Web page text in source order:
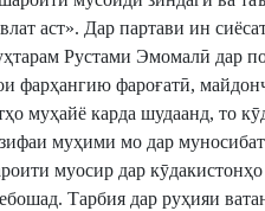
аст». ​Дар партави ин
Рустами Эмомалӣ дар
фарҳангию фароғатӣ,
муҳайё карда шудаанд, то
муҳими мо дар
муосир дар кӯдакистонҳо
​Тарбия дар руҳияи